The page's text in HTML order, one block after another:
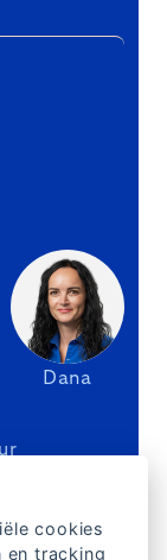
Dana
cookies
en tracking